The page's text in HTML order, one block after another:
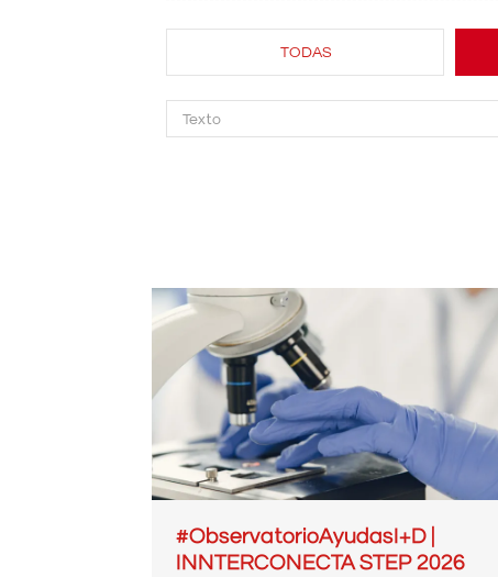
TODAS
#ObservatorioAyudasI+D |
INNTERCONECTA STEP 2026